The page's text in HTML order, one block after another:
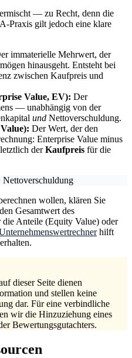
— zu Recht, denn die
Praxis gilt jedoch eine klare
immaterielle Mehrwert, der
hinausgeht. Entsteht bei
zwischen Kaufpreis und
Value, EV): Der
— unabhängig von der
und Nettoverschuldung.
Der Wert, der den
Enterprise Value minus
derKaufpreis für die
wollen, klären Sie
Gesamtwert des
Anteile (Equity Value) oder
hilft
dieser Seite dienen
und stellen keine
dar. Für eine verbindliche
wir die Hinzuziehung eines
Bewertungsgutachters.